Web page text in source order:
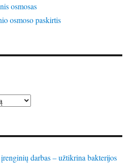
osmosas
osmoso paskirtis
darbas – užtikrina bakterijos